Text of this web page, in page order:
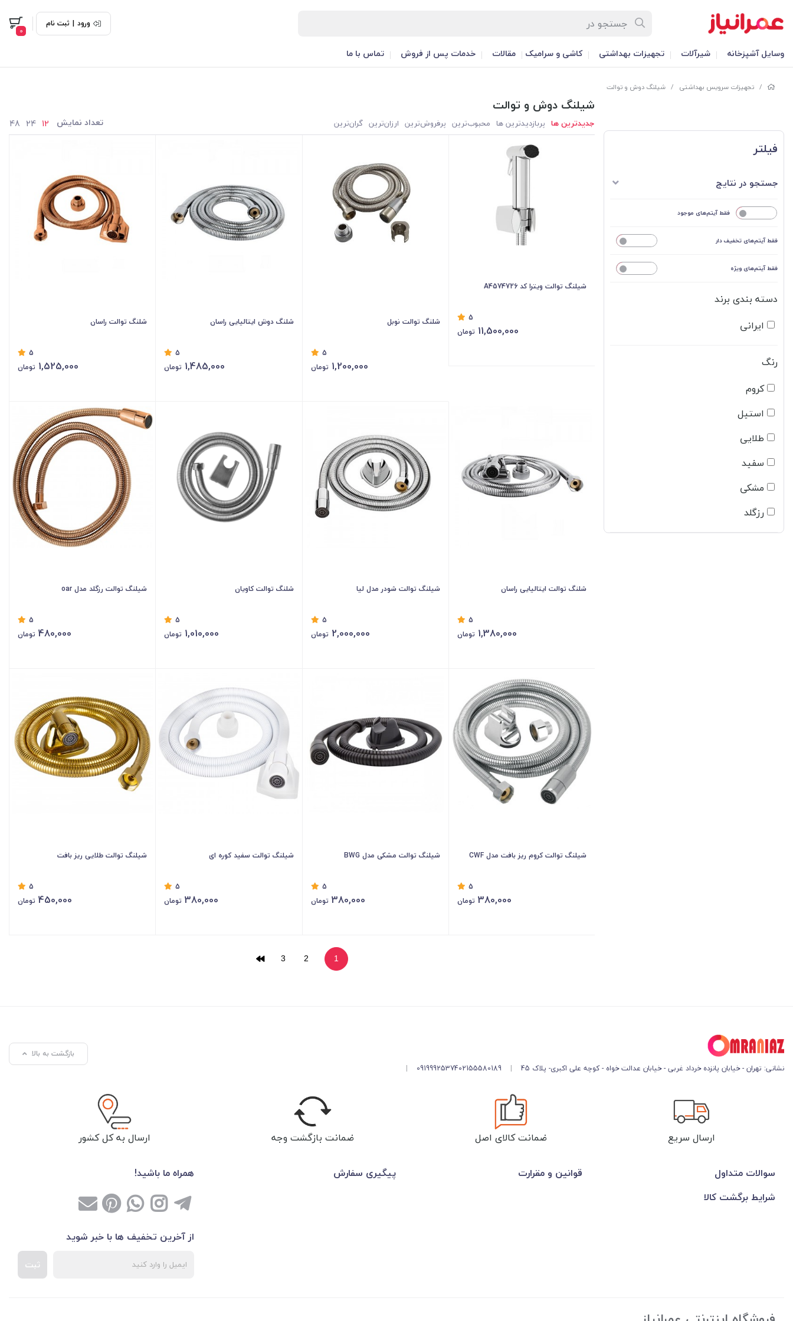
ورود | ثبت نام
0
وسایل آشپزخانه شیرآلات تجهیزات بهداشتی کاشی و سرامیک مقالات خدمات پس از فروش تماس با ما
/ تجهیزات سرویس بهداشتی / شیلنگ دوش و توالت
فیلتر
جستجو در نتایج
فقط آیتم‌های موجود
فقط آیتم‌های تخفیف دار
فقط آیتم‌های ویژه
دسته بندی برند
ایرانی
رنگ
کروم
استیل
طلایی
سفید
مشکی
رزگلد
شیلنگ دوش و توالت
جدیدترین ها پربازدیدترین ها محبوب‌‌ترین پرفروش‌ترین ارزان‌ترین گران‌ترین تعداد نمایش 12
24
48
شیلنگ توالت ویترا کد A4574726
5
11,500,000 تومان
شلنگ توالت نوبل
5
1,200,000 تومان
شلنگ دوش ایتالیایی راسان
5
1,485,000 تومان
شلنگ توالت راسان
5
1,525,000 تومان
شلنگ توالت ایتالیایی راسان
5
1,380,000 تومان
شیلنگ توالت شودر مدل لیا
5
2,000,000 تومان
شلنگ توالت کاویان
5
1,010,000 تومان
شیلنگ توالت رزگلد مدل oar
5
480,000 تومان
شیلنگ توالت کروم ریز بافت مدل CWF
5
380,000 تومان
شیلنگ توالت مشکی مدل BWG
5
380,000 تومان
شیلنگ توالت سفید کوره ای
5
380,000 تومان
شیلنگ توالت طلایی ریز بافت
5
450,000 تومان
1
2
3
نشانی: تهران - خیابان پانزده خرداد غربی - خیابان عدالت خواه - کوچه علی اکبری- پلاک 45 |
02155580189
09199925374
|
بازگشت به بالا
ارسال سریع ضمانت کالای اصل ضمانت بازگشت وجه ارسال به کل کشور
سوالات متداول قوانین و مقرارت
پیگیری سفارش
شرایط برگشت کالا
همراه ما باشید!
از آخرین تخفیف ها با خبر شوید
ثبت